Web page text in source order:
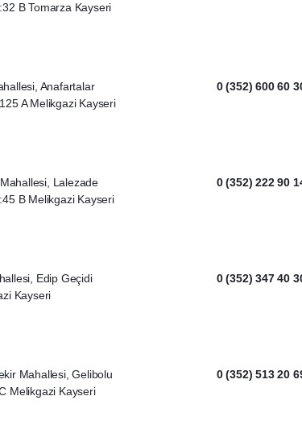
B Tomarza Kayseri
Anafartalar
A Melikgazi Kayseri
0 (352) 600 60
Lalezade
B Melikgazi Kayseri
0 (352) 222 90
Edip Geçidi
Kayseri
0 (352) 347 40
Mahallesi, Gelibolu
Melikgazi Kayseri
0 (352) 513 20